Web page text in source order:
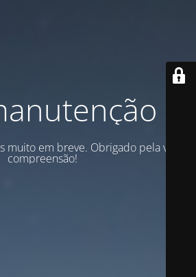
muito em breve. Obrigado pela vossa
compreensão!